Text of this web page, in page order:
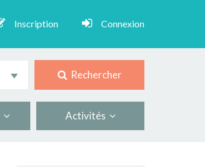
Inscription Connexion
Rechercher
Activités